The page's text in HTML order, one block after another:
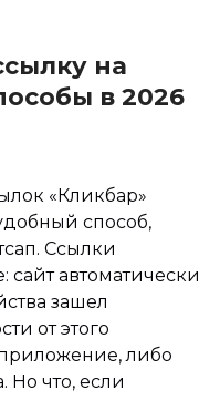
на
в 2026
«Кликбар»
способ,
Ссылки
сайт автоматически
зашел
от этого
либо
что, если